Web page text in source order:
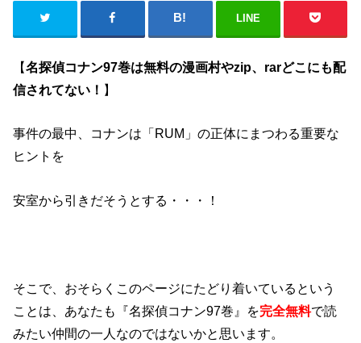
LINE
【名探偵コナン97巻は無料の漫画村やzip、rarどこにも配
信されてない！ 】
事件の最中、コナンは「RUM」の正体にまつわる重要な
ヒントを
安室から引きだそうとする・・・！
そこで、おそらくこのページにたどり着いているという
ことは、あなたも『名探偵コナン97巻』を完全無料で読
みたい仲間の一人なのではないかと思います。